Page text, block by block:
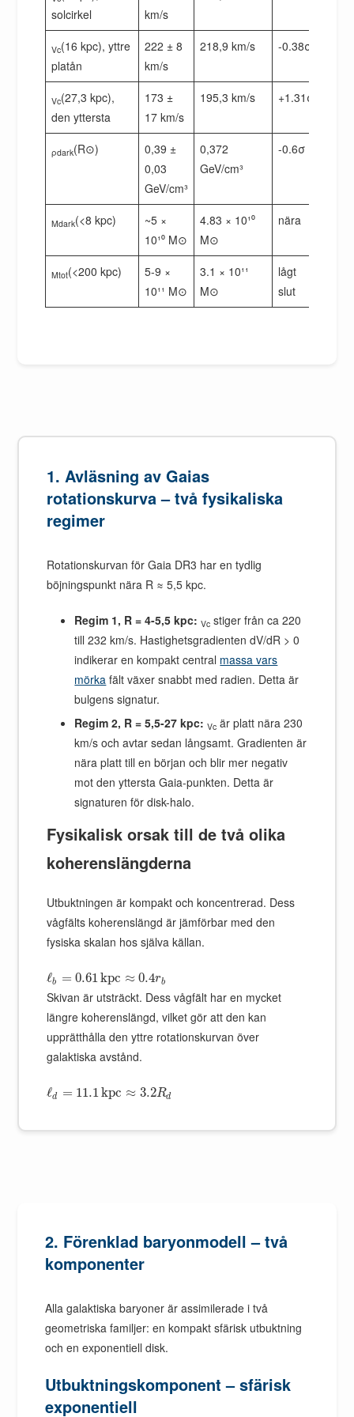
solcirkel
km/s
Vc(16 kpc), yttre
platån
222 ± 8
km/s
218,9 km/s -0.38σ
Vc(27,3 kpc),
den yttersta
173 ±
17 km/s
195,3 km/s +1.31σ
ρdark(R⊙)
0,39 ±
0,03
GeV/cm³
0,372
GeV/cm³
-0.6σ
Mdark(<8 kpc)
~5 ×
10¹⁰ M⊙
4.83 × 10¹⁰
M⊙
nära
Mtot(<200 kpc)
5-9 ×
10¹¹ M⊙
3.1 × 10¹¹
M⊙
lågt
slut
1. Avläsning av Gaias
rotationskurva – två fysikaliska
regimer
Rotationskurvan för Gaia DR3 har en tydlig
böjningspunkt nära R ≈ 5,5 kpc.
Regim 1, R = 4-5,5 kpc: Vc stiger från ca 220
till 232 km/s. Hastighetsgradienten dV/dR > 0
indikerar en kompakt central massa vars
mörka fält växer snabbt med radien. Detta är
bulgens signatur.
Regim 2, R = 5,5-27 kpc: Vc är platt nära 230
km/s och avtar sedan långsamt. Gradienten är
nära platt till en början och blir mer negativ
mot den yttersta Gaia-punkten. Detta är
signaturen för disk-halo.
Fysikalisk orsak till de två olika
koherenslängderna
Utbuktningen är kompakt och koncentrerad. Dess
vågfälts koherenslängd är jämförbar med den
fysiska skalan hos själva källan.
ℓb = 0.61kpc ≈ 0.4rb
Skivan är utsträckt. Dess vågfält har en mycket
längre koherenslängd, vilket gör att den kan
upprätthålla den yttre rotationskurvan över
galaktiska avstånd.
ℓd = 11.1kpc ≈ 3.2Rd
2. Förenklad baryonmodell – två
komponenter
Alla galaktiska baryoner är assimilerade i två
geometriska familjer: en kompakt sfärisk utbuktning
och en exponentiell disk.
Utbuktningskomponent – sfärisk
exponentiell